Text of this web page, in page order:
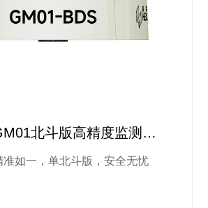
北斗版高精度监测方
准如一，单北斗版，安全无忧